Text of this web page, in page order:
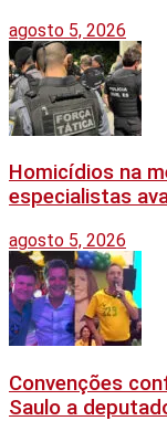
agosto 5, 2026
Homicídios na
especialistas
agosto 5, 2026
Convenções
Saulo a